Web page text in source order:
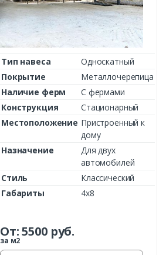
Тип навеса
Односкатный
Покрытие
Металлочерепица
Наличие ферм
С фермами
Конструкция
Стационарный
Местоположение Пристроенный к
дому
Назначение
Для двух
автомобилей
Стиль
Классический
Габариты
4х8
От:5500руб.
за м2